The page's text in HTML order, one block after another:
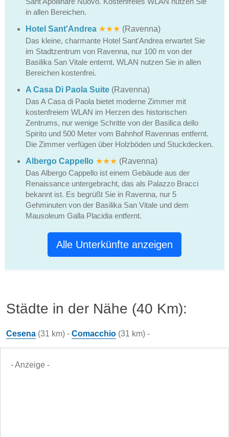
in allen Bereichen.
Hotel Sant'Andrea ★★★ (Ravenna)
Das kleine, charmante Hotel Sant'Andrea erwartet Sie
im Stadtzentrum von Ravenna, nur 100 m von der
Basilika San Vitale enternt. WLAN nutzen Sie in allen
Bereichen kostenfrei.
A Casa Di Paola Suite (Ravenna)
Das A Casa di Paola bietet moderne Zimmer mit
kostenfreiem WLAN im Herzen des historischen
Zentrums, nur wenige Schritte von der Basilica dello
Spirito und 500 Meter vom Bahnhof Ravennas entfernt.
Die Zimmer verfügen über Holzböden und Stuckdecken.
Albergo Cappello ★★★ (Ravenna)
Das Albergo Cappello ist einem Gebäude aus der
Renaissance untergebracht, das als Palazzo Bracci
bekannt ist. Es begrüßt Sie in Ravenna, nur 5
Gehminuten von der Basilika San Vitale und dem
Mausoleum Galla Placidia entfernt.
Alle Unterkünfte anzeigen
Städte in der Nähe (40 Km):
Cesena (31 km) - Comacchio (31 km) -
- Anzeige -